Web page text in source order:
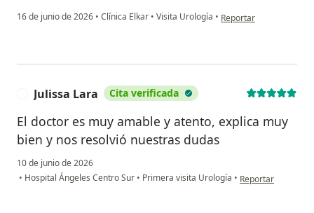
16 de junio de 2026 • Clínica Elkar • Visita Urología • en opinión del usuario
Reportar
Julissa Lara Cita verificada
El doctor es muy amable y atento, explica muy
bien y nos resolvió nuestras dudas
10 de junio de 2026
• Hospital Ángeles Centro Sur • Primera visita Urología • en opinión del
Reportar